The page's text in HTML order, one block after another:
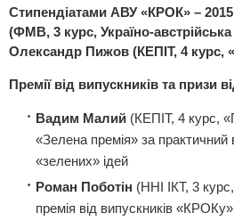
Стипендіатами АВУ «КРОК» –
(ФМВ, 3 курс, Україно-
Олександр Пижов (КЕПІТ, 4 курс,
Премії від випускників та призи
Вадим Малий (КЕПІТ, 4 курс,
«Зелена премія» за практичний
«зелених» ідей
Роман Поботін (ННІ ІКТ, 3
премія від випускників